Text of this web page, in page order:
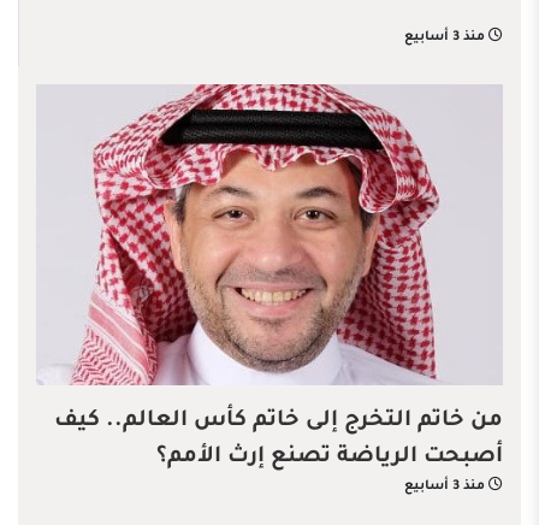
منذ 3 أسابيع
من خاتم التخرج إلى خاتم كأس العالم.. كيف
أصبحت الرياضة تصنع إرث الأمم؟
منذ 3 أسابيع